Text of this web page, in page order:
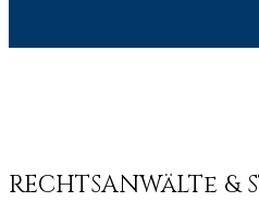
RECHTSANWäLTe &